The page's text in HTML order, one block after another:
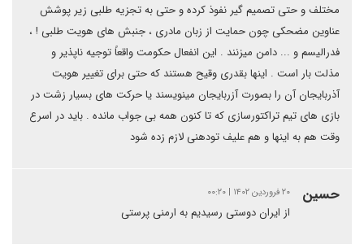
مختلف و حتی تصمیم گیر نفوذ کرده و حتی به تجزیه طلبی زیر پوشش
عناوین مضحکی چون حمایت از زبان مادری ، جنبش های هویت طلبی ! ،
فدرالیسم و ... دامن میزنند . این انفعال حکومت واقعاً توجیه ناپذیر و
مذلت بار است . اینها بقدری وقیح هستند که حتی برای تغییر هویت
آذربایجان آن را بصورت آزربایجان مینویسند یا حرکت های بسیار زشت در
بازی های تیم تراکتورسازی که تا کنون همه بی جواب مانده . باید در اسرع
وقت هم به اینها و هم علیف تودهنی لازم زده شود
حسین ۲۰ فروردین ۱۴۰۲ | ۰۰:۲۰
از ایران دوستی رسیدیم به ارمنی پرستی